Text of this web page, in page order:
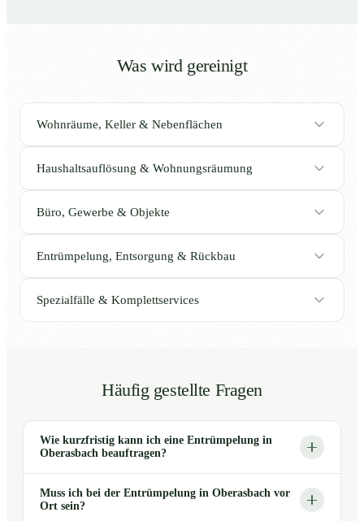
Was wird gereinigt
Wohnräume, Keller & Nebenflächen
Haushaltsauflösung & Wohnungsräumung
Büro, Gewerbe & Objekte
Entrümpelung, Entsorgung & Rückbau
Spezialfälle & Komplettservices
Häufig gestellte Fragen
Wie kurzfristig kann ich eine Entrümpelung in
Oberasbach beauftragen?
Muss ich bei der Entrümpelung in Oberasbach vor
Ort sein?